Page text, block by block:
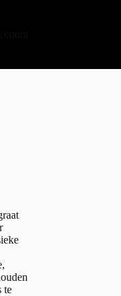
te